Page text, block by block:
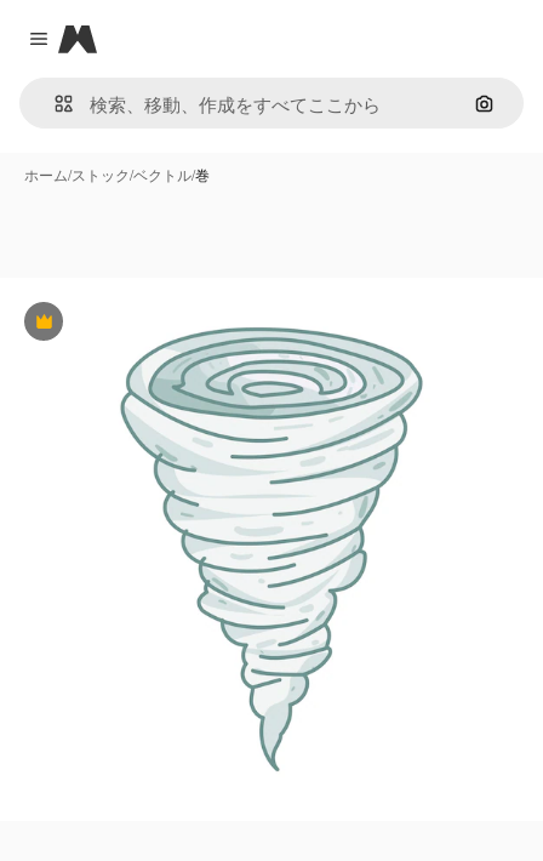
Close menu
Magnific
画像で
ホーム/ストック/ベクトル/巻
Premium